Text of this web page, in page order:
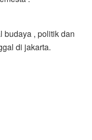
budaya , politik dan
di jakarta.